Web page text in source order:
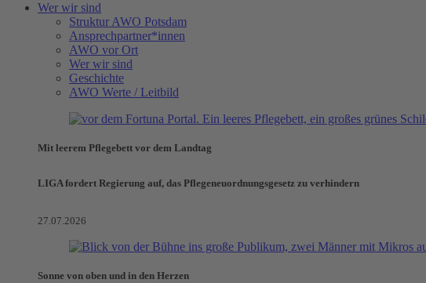
Wer wir sind
Struktur AWO Potsdam
Ansprechpartner*innen
AWO vor Ort
Wer wir sind
Geschichte
AWO Werte / Leitbild
Mit leerem Pflegebett vor dem Landtag
LIGA fordert Regierung auf, das Pflegeneuordnungsgesetz zu verhindern
27.07.2026
Sonne von oben und in den Herzen